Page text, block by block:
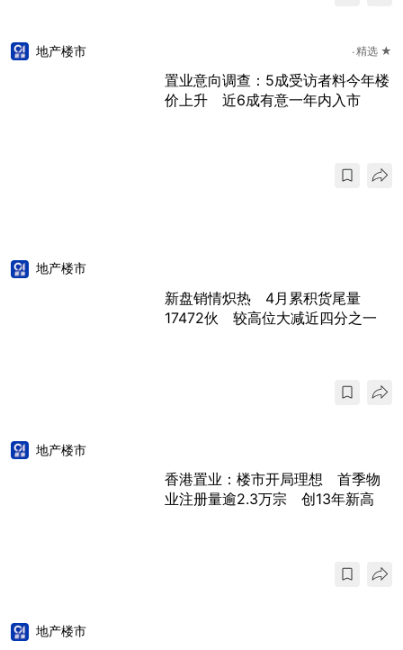
地产楼市 精选 ★
置业意向调查：5成受访者料今年楼
价上升 近6成有意一年内入市
地产楼市
新盘销情炽热 4月累积货尾量
17472伙 较高位大减近四分之一
地产楼市
香港置业：楼市开局理想 首季物
业注册量逾2.3万宗 创13年新高
地产楼市